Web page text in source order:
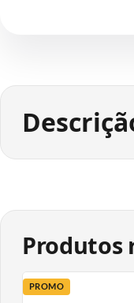
Produtos
PROMO